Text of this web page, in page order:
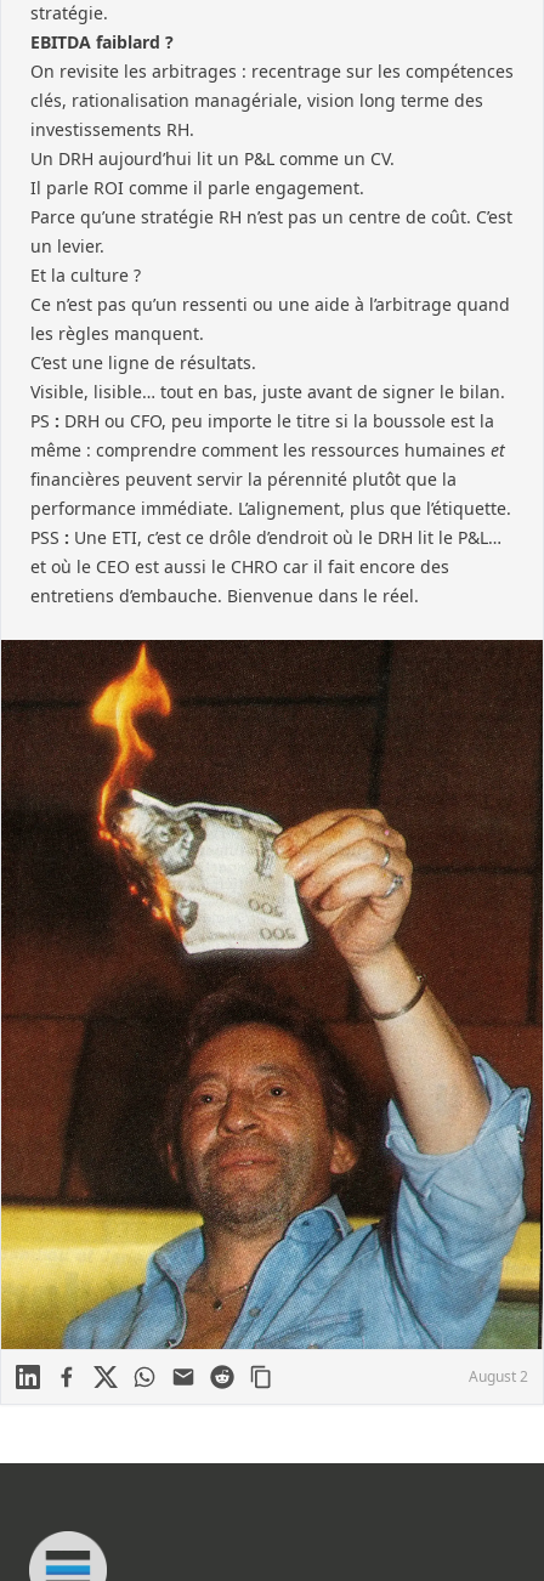
stratégie.
EBITDA faiblard ?
On revisite les arbitrages : recentrage sur les compétences
clés, rationalisation managériale, vision long terme des
investissements RH.
Un DRH aujourd’hui lit un P&L comme un CV.
Il parle ROI comme il parle engagement.
Parce qu’une stratégie RH n’est pas un centre de coût. C’est
un levier.
Et la culture ?
Ce n’est pas qu’un ressenti ou une aide à l’arbitrage quand
les règles manquent.
C’est une ligne de résultats.
Visible, lisible… tout en bas, juste avant de signer le bilan.
PS : DRH ou CFO, peu importe le titre si la boussole est la
même : comprendre comment les ressources humaines et
financières peuvent servir la pérennité plutôt que la
performance immédiate. L’alignement, plus que l’étiquette.
PSS : Une ETI, c’est ce drôle d’endroit où le DRH lit le P&L…
et où le CEO est aussi le CHRO car il fait encore des
entretiens d’embauche. Bienvenue dans le réel.
LinkedinFacebook
X WhatsApp
Mail Reddit August 2
Connected Minds